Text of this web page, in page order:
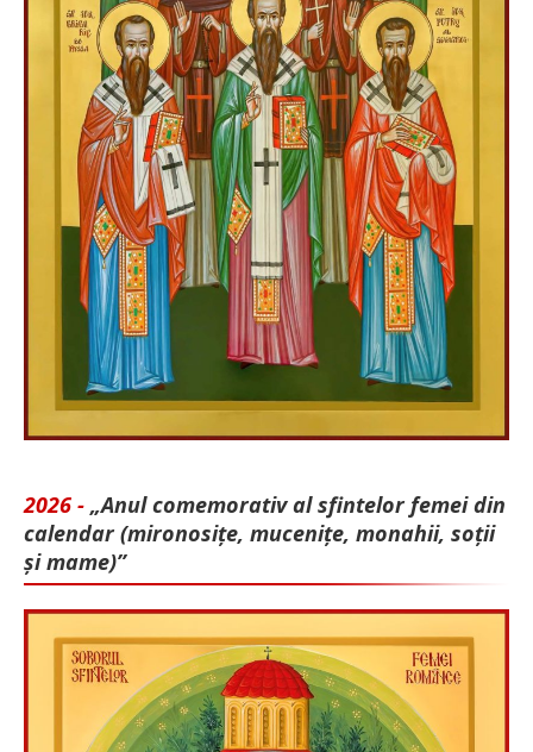
2026 - „Anul comemorativ al sfintelor femei din
calendar (mironosițe, mu­cenițe, monahii, soții
și mame)”